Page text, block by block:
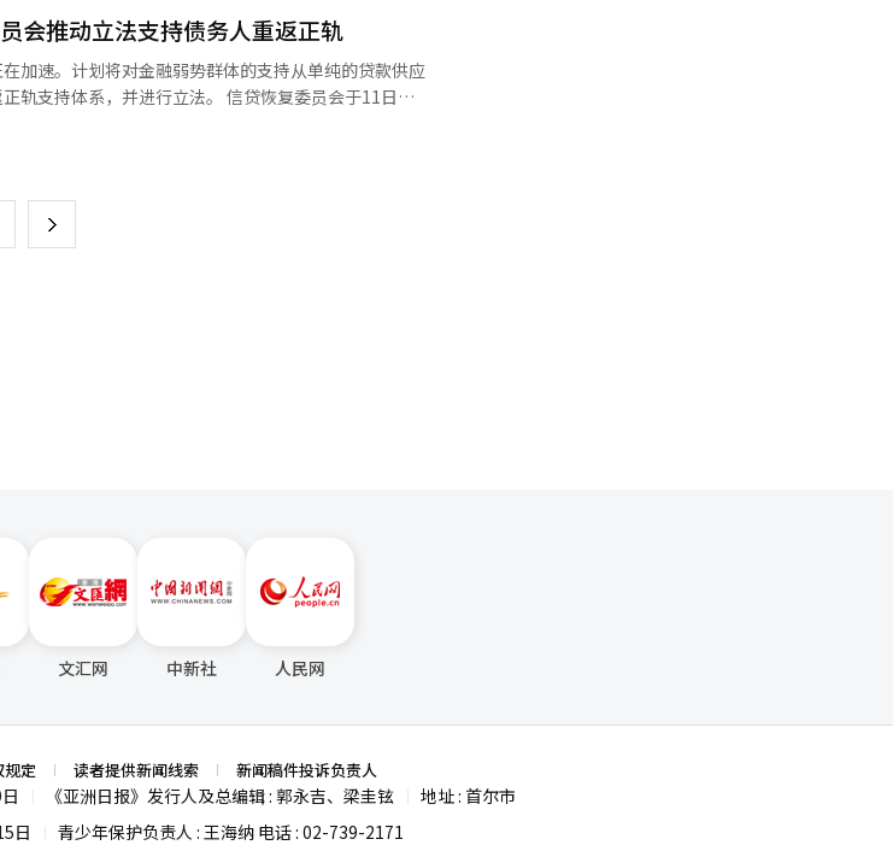
将保险视为不仅仅是金融产品销售，而是数据产业。保
和风险。 在AI时代，最强大的竞争力是数据。洪元学希
第一季度的合并净利润达1兆2036亿韩元，同比增长
8486亿韩元。管理资产达265兆韩元，偿付能力比率
小保险市场本身。大型科技公司正在进入金融市场。AI
设计保险行业的未来。如果他成功，三星生命将超越保
病相关基因，差异在于保护基因。APOE2、FOXO3A、
重要作用。另一个重要的事实是，随着年龄的增长，
出了非常有趣
补充。未来需要整合不同种族的百岁人数据，建立全球
了显著改善。健康长寿不仅仅是尖端医疗技术的问题。
追随他们的足迹，为全人类绘制健康长寿的蓝图。如
教给我们的智慧落实到全人类生活中的时刻。※ 本报
元，下降了60.9%，而汽车保险则出现908亿韩元的亏
损失率上升都对此产生了影响。 然而，仅凭业绩来评
润率（CSM）为8万9017亿韩元，同比增加7.9%。偿
个百分点。这是通过扩大长期债券购买和改善投资组合
优先考虑长期竞争力而非短期业绩。 由于去年的业绩
管理风险，而非承接风险。 因此，现代海选择了稳定
创新 将正蒙允会长视为保守
。 尤其是数字化转型和基于数据的金融是现代海未来
。 那就是保险的本质。 保持客户的信任，履行承诺。
精神最终可以用一句话来总结。 保险不是数字，而是
规模的金融集团。正蒙允会长的长期经营经验和稳定的
为5611亿韩元，同比下降45.6%。汽车保险转为亏损，
化带来的健康护理和老年保险市场的扩大也是积极因
制度改革、异常气候导致的损失率上升持续构成压
报道经人工智能（AI）系统翻译与编辑。
司OCIO业务的核心公共基金。NH投资证券自2018年起
出了质疑，认为存在治理结构问题，并向候选委提出了
表董事选任议案，而是表示将讨论经营体制改革，并于
的选定，标志着持续
到包括出口入银行和贸易保险公社在内的6家。因此，
2028年的164万亿韩元，增加34万亿韩元。同时，非首
下半年，将考虑对地方银行和互联网银行的中小企业共
，将逐步推进非首都圈借款人的贷款额度提高和存贷比
和更高的额度获得资金。”※ 本报道经人工智能（AI）
会推动立法支持债务人重返正轨
加速。计划将对金融弱势群体的支持从单纯的贷款供应
轨支持体系，并进行立法。 信贷恢复委员会于11日在
讨论会及金融基本权利研究小组成立仪式”。 金恩京信
面，而应视为普遍的权利。” 金融基本权利分为五大权
这些权利，提出了基础咨询、债务调整、基础保险、基
后处方”。金主席强调，金融弱势群体应首先审视自己
下
文汇网 中新社 人民网
定 读者提供新闻线索 新闻稿件投诉负责人
《亚洲日报》发行人及总编辑 : 郭永吉、梁圭铉
地址 : 首尔市
日 青少年保护负责人 : 王海纳 电话 : 02-739-2171